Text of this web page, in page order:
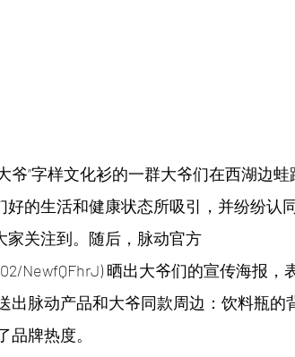
爷”字样文化衫的一群大爷们在西湖边蛙
的生活和健康状态所吸引，并纷纷认
家关注到。随后，脉动官方
NewfQFhrJ) 晒出大爷们的宣传海报，
出脉动产品和大爷同款周边：饮料瓶的
品牌热度。